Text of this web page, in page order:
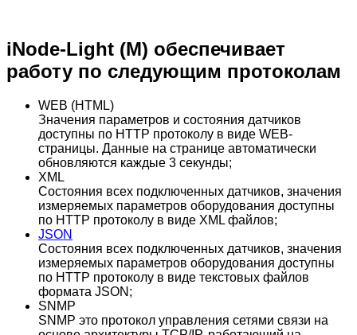
iNode-Light (M) обеспечивает
работу по следующим протоколам
WEB (HTML)
Значения параметров и состояния датчиков
доступны по HTTP протоколу в виде WEB-
страницы. Данные на странице автоматически
обновляются каждые 3 секунды;
XML
Состояния всех подключенных датчиков, значения
измеряемых параметров оборудования доступны
по HTTP протоколу в виде XML файлов;
JSON
Состояния всех подключенных датчиков, значения
измеряемых параметров оборудования доступны
по HTTP протоколу в виде текстовых файлов
формата JSON;
SNMP
SNMP это протокол управления сетями связи на